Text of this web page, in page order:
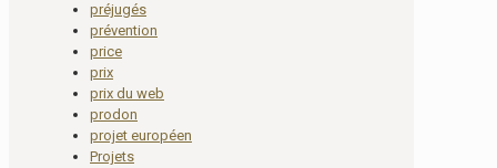
préjugés
prévention
price
prix
prix du web
prodon
projet européen
Projets